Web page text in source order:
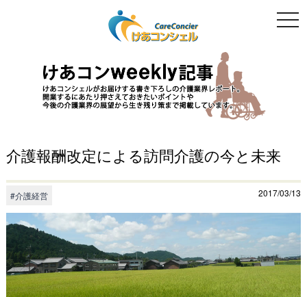
介護報酬改定による訪問介護の今と未来
#介護経営 2017/03/13